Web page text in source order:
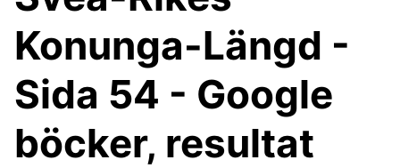
Konunga-Längd -
Sida 54 - Google
böcker, resultat